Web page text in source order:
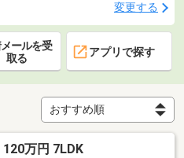
変更する
ールを受
取る
アプリで探す
万円 7LDK